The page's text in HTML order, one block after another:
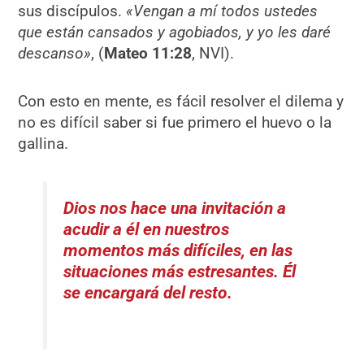
sus discípulos. «Vengan a mí todos ustedes
que están cansados y agobiados, y yo les daré
descanso», (Mateo 11:28, NVI).
Con esto en mente, es fácil resolver el dilema y
no es difícil saber si fue primero el huevo o la
gallina.
Dios nos hace una invitación a
acudir a él en nuestros
momentos más difíciles, en las
situaciones más estresantes. Él
se encargará del resto.